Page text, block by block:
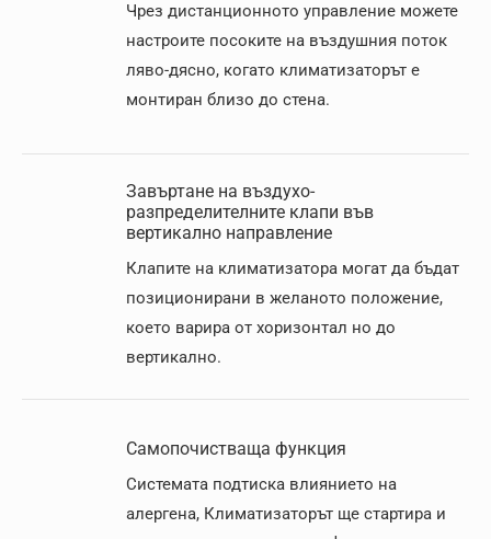
Чрез дистанционното управление можете
настроите посоките на въздушния поток
ляво-дясно, когато климатизаторът е
монтиран близо до стена.
Завъртане на въздухо-
разпределителните клапи във
вертикално направление
Клапите на климатизатора могат да бъдат
позиционирани в желаното положение,
което варира от хоризонтал но до
вертикално.
Самопочистваща функция
Системата подтиска влиянието на
алергена, Климатизаторът ще стартира и